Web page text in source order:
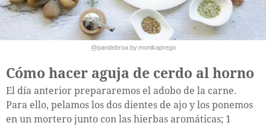
@pandebroa.by.monikaprego
Cómo hacer aguja de cerdo al horno
El día anterior prepararemos el adobo de la carne.
Para ello, pelamos los dos dientes de ajo y los ponemos
en un mortero junto con las hierbas aromáticas; 1